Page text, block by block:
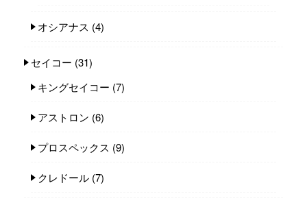
オシアナス (4)
セイコー (31)
キングセイコー (7)
アストロン (6)
プロスペックス (9)
クレドール (7)